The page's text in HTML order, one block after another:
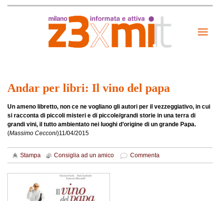
Andar per libri: Il vino del papa
Un ameno libretto, non ce ne vogliano gli autori per il vezzeggiativo, in cui
si racconta di piccoli misteri e di piccole/grandi storie in una terra di
grandi vini, il tutto ambientato nei luoghi d’origine di un grande Papa.
(Massimo Cecconi)11/04/2015
Stampa Consiglia ad un amico Commenta